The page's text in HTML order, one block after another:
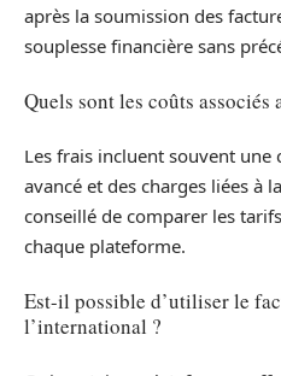
après la soumission des
souplesse financière sans
Quels sont les coûts
Les frais incluent souvent
avancé et des charges liées à
conseillé de comparer les
chaque plateforme.
Est-il possible d’utiliser le
l’international ?